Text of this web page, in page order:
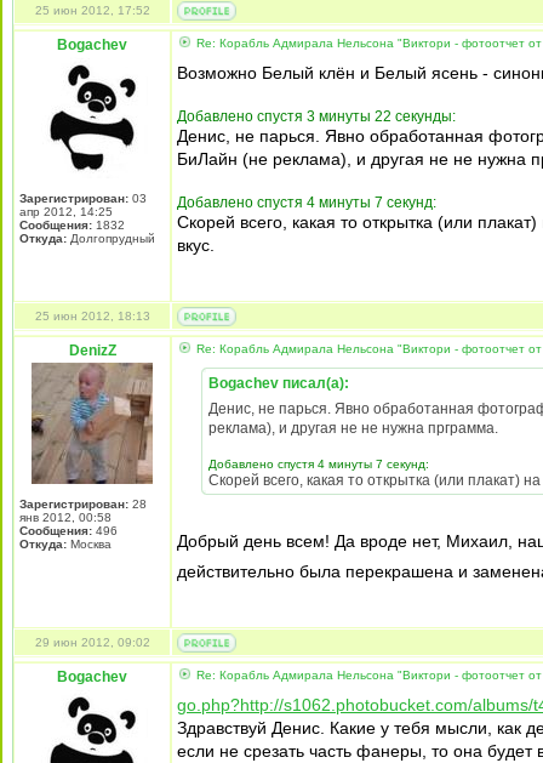
25 июн 2012, 17:52
Bogachev
Зарегистрирован: 03
апр 2012, 14:25
Сообщения: 1832
Откуда: Долгопрудный
Re: Корабль Адмирала Нельсона "Виктори - фотоотчет от
Возможно Белый клён и Белый ясень -
Добавлено спустя 3 минуты 22 секунды:
Денис, не парься. Явно обработанная
БиЛайн (не реклама), и другая не не нужна
Добавлено спустя 4 минуты 7 секунд:
Скорей всего, какая то открытка (или
вкус.
25 июн 2012, 18:13
DenizZ
Зарегистрирован: 28
янв 2012, 00:58
Сообщения: 496
Откуда: Москва
Re: Корабль Адмирала Нельсона "Виктори - фотоотчет от
Bogachev писал(а):
Денис, не парься. Явно обработанная
реклама), и другая не не нужна прграмма.
Добавлено спустя 4 минуты 7 секунд:
Скорей всего, какая то открытка (или плакат)
Добрый день всем! Да вроде нет, Михаил,
действительно была перекрашена и
29 июн 2012, 09:02
Bogachev Re: Корабль Адмирала Нельсона "Виктори - фотоотчет от
go.php?http://s1062.photobucket.com/
Здравствуй Денис. Какие у тебя мысли, как
если не срезать часть фанеры, то она